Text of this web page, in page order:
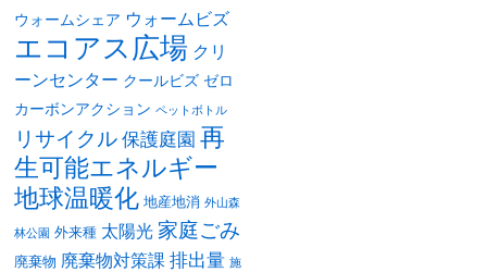
ウォームシェア ウォームビズ
エコアス広場 クリ
ーンセンター クールビズ ゼロ
カーボンアクション ペットボトル
リサイクル 保護庭園 再
生可能エネルギー
地球温暖化 地産地消 外山森
林公園 外来種 太陽光 家庭ごみ
廃棄物 廃棄物対策課 排出量 施